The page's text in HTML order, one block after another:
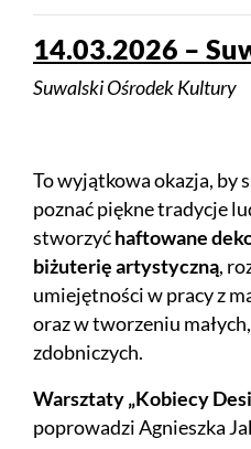
14.03.2026 –
Suwalski Ośrodek Kultury
To wyjątkowa okazja, by
poznać piękne tradycje
stworzyćhaftowane
biżuterię artystyczną,
umiejętności w pracy z
oraz w tworzeniu
zdobniczych.
Warsztaty „Kobiecy
poprowadzi Agnieszka